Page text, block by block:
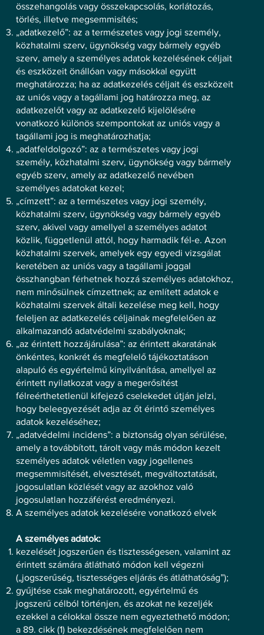
összehangolás vagy összekapcsolás, korlátozás,
törlés, illetve megsemmisítés;
„adatkezelő”: az a természetes vagy jogi személy,
közhatalmi szerv, ügynökség vagy bármely egyéb
szerv, amely a személyes adatok kezelésének céljait
és eszközeit önállóan vagy másokkal együtt
meghatározza; ha az adatkezelés céljait és eszközeit
az uniós vagy a tagállami jog határozza meg, az
adatkezelőt vagy az adatkezelő kijelölésére
vonatkozó különös szempontokat az uniós vagy a
tagállami jog is meghatározhatja;
„adatfeldolgozó”: az a természetes vagy jogi
személy, közhatalmi szerv, ügynökség vagy bármely
egyéb szerv, amely az adatkezelő nevében
személyes adatokat kezel;
„címzett”: az a természetes vagy jogi személy,
közhatalmi szerv, ügynökség vagy bármely egyéb
szerv, akivel vagy amellyel a személyes adatot
közlik, függetlenül attól, hogy harmadik fél-e. Azon
közhatalmi szervek, amelyek egy egyedi vizsgálat
keretében az uniós vagy a tagállami joggal
összhangban férhetnek hozzá személyes adatokhoz,
nem minősülnek címzettnek; az említett adatok e
közhatalmi szervek általi kezelése meg kell, hogy
feleljen az adatkezelés céljainak megfelelően az
alkalmazandó adatvédelmi szabályoknak;
„az érintett hozzájárulása”: az érintett akaratának
önkéntes, konkrét és megfelelő tájékoztatáson
alapuló és egyértelmű kinyilvánítása, amellyel az
érintett nyilatkozat vagy a megerősítést
félreérthetetlenül kifejező cselekedet útján jelzi,
hogy beleegyezését adja az őt érintő személyes
adatok kezeléséhez;
„adatvédelmi incidens”: a biztonság olyan sérülése,
amely a továbbított, tárolt vagy más módon kezelt
személyes adatok véletlen vagy jogellenes
megsemmisítését, elvesztését, megváltoztatását,
jogosulatlan közlését vagy az azokhoz való
jogosulatlan hozzáférést eredményezi.
A személyes adatok kezelésére vonatkozó elvek
A személyes adatok:
kezelését jogszerűen és tisztességesen, valamint az
érintett számára átlátható módon kell végezni
(„jogszerűség, tisztességes eljárás és átláthatóság”);
gyűjtése csak meghatározott, egyértelmű és
jogszerű célból történjen, és azokat ne kezeljék
ezekkel a célokkal össze nem egyeztethető módon;
a 89. cikk (1) bekezdésének megfelelően nem